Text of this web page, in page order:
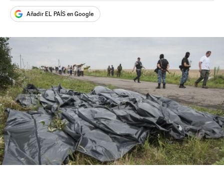
Añadir EL PAÍS en Google